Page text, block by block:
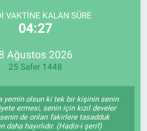
VAKTINE KALAN SÜRE
04:27
Ağustos 2026
25 Safer 1448
yemin olsun ki tek bir kişinin senin
ermesi, senin için kızıl develer
de onları fakirlere tasadduk
daha hayırlıdır. (Hadis-i şerif)